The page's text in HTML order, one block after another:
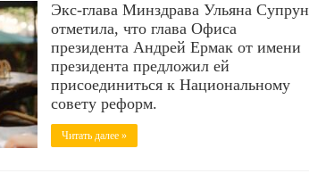
Экс-глава Минздрава Ульяна Супрун
отметила, что глава Офиса
президента Андрей Ермак от имени
президента предложил ей
присоединиться к Национальному
совету реформ.
Читать далее »